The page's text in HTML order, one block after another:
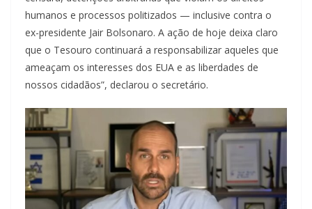
humanos e processos politizados — inclusive contra o
ex-presidente Jair Bolsonaro. A ação de hoje deixa claro
que o Tesouro continuará a responsabilizar aqueles que
ameaçam os interesses dos EUA e as liberdades de
nossos cidadãos”, declarou o secretário.